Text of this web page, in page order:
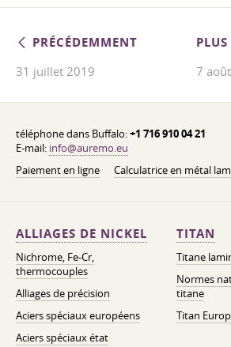
PRÉCÉDEMMENT
31 juillet 2019 7
téléphone dans Buffalo:+1 716 910 04 21
E-mail: info@auremo.eu
Paiement en ligne
Calculatrice en métal
ALLIAGES DE NICKEL
Nichrome, Fe-Cr,
thermocouples
Alliages de précision
Aciers spéciaux européens
Aciers spéciaux état
TITAN
Titane
Normes
titane
Titan